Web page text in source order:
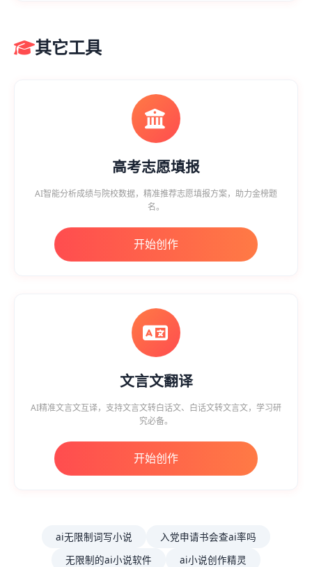
其它工具
高考志愿填报
AI智能分析成绩与院校数据，精准推荐志愿填报方案，助力金榜题
名。
开始创作
文言文翻译
AI精准文言文互译，支持文言文转白话文、白话文转文言文，学习研
究必备。
开始创作
ai无限制词写小说
入党申请书会查ai率吗
无限制的ai小说软件
ai小说创作精灵